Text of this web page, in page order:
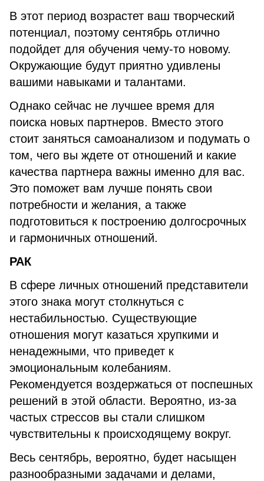
В этот период возрастет ваш творческий
потенциал, поэтому сентябрь отлично
подойдет для обучения чему-то новому.
Окружающие будут приятно удивлены
вашими навыками и талантами.
Однако сейчас не лучшее время для
поиска новых партнеров. Вместо этого
стоит заняться самоанализом и подумать о
том, чего вы ждете от отношений и какие
качества партнера важны именно для вас.
Это поможет вам лучше понять свои
потребности и желания, а также
подготовиться к построению долгосрочных
и гармоничных отношений.
РАК
В сфере личных отношений представители
этого знака могут столкнуться с
нестабильностью. Существующие
отношения могут казаться хрупкими и
ненадежными, что приведет к
эмоциональным колебаниям.
Рекомендуется воздержаться от поспешных
решений в этой области. Вероятно, из-за
частых стрессов вы стали слишком
чувствительны к происходящему вокруг.
Весь сентябрь, вероятно, будет насыщен
разнообразными задачами и делами,